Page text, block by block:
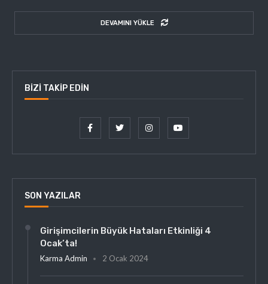
DEVAMINI YÜKLE
BIZI TAKIP EDIN
SON YAZILAR
Girişimcilerin Büyük Hataları Etkinliği 4
Ocak’ta!
Karma Admin 2 Ocak 2024